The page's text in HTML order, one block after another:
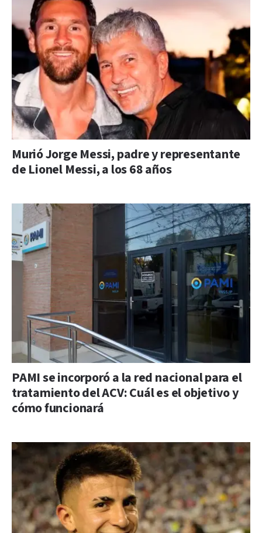
Murió Jorge Messi, padre y representante
de Lionel Messi, a los 68 años
PAMI se incorporó a la red nacional para el
tratamiento del ACV: Cuál es el objetivo y
cómo funcionará